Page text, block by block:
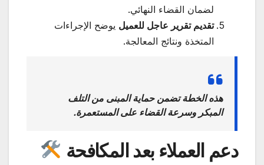
لضمان القضاء النهائي.
تقديم تقرير عاجل للعميل يوضح الإجراءات
المتخذة ونتائج المعالجة.
هذه الخطة تضمن حماية المبنى من التلف
المبكر وسرعة القضاء على المستعمرة.
دعم العملاء بعد المكافحة